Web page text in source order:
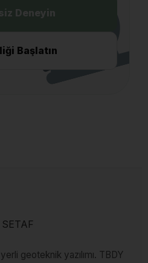
Deneyin
Başlatın
geoteknik yazılımı. TBDY